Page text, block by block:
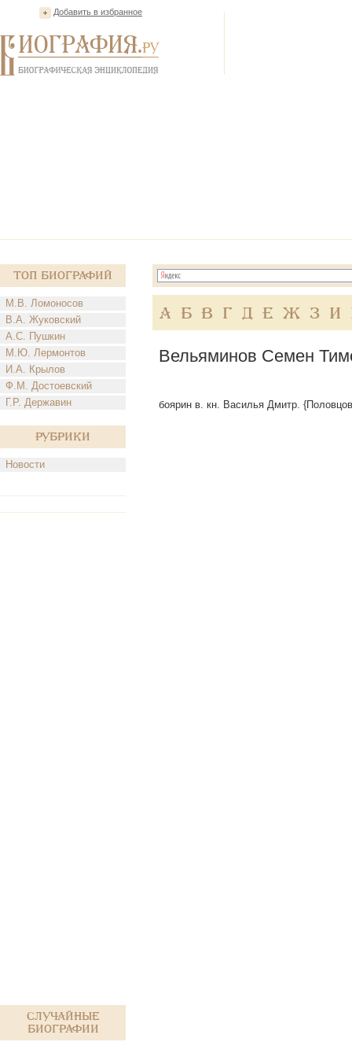
Добавить в избранное
Топ Биографий
М.В. Ломоносов
В.А. Жуковский
А.С. Пушкин
М.Ю. Лермонтов
И.А. Крылов
Ф.М. Достоевский
Г.Р. Державин
Рубрики
Новости
Случайные
биографии
А Б В Г Д Е Ж З И
Вельяминов Семен
боярин в. кн. Василья Дмитр.